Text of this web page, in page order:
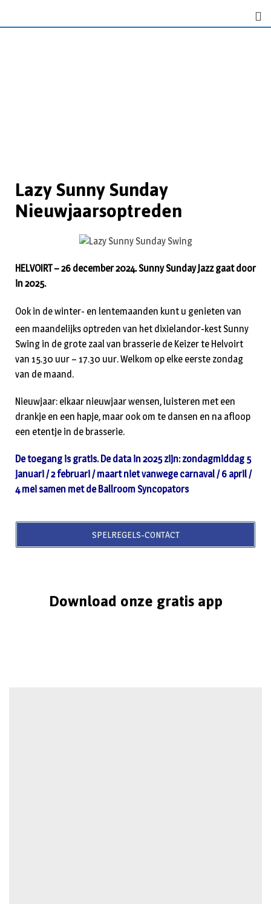
Lazy Sunny Sunday
Nieuwjaarsoptreden
HELVOIRT – 26 december 2024. Sunny Sunday Jazz gaat door
in 2025.
Ook in de winter- en lentemaanden kunt u genieten van
een maandelijks optreden van het dixielandor-kest Sunny
Swing in de grote zaal van brasserie de Keizer te Helvoirt
van 15.30 uur – 17.30 uur. Welkom op elke eerste zondag
van de maand.
Nieuwjaar: elkaar nieuwjaar wensen, luisteren met een
drankje en een hapje, maar ook om te dansen en na afloop
een etentje in de brasserie.
De toegang is gratis. De data in 2025 zijn: zondagmiddag 5
januari / 2 februari / maart niet vanwege carnaval / 6 april /
4 mei samen met de Ballroom Syncopators
SPELREGELS-CONTACT
Download onze gratis app